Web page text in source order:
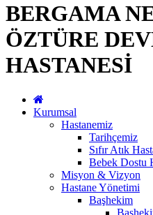
BERGAMA
ÖZTÜRE
HASTANESİ
Kurumsal
Hastanemiz
Tarihçemiz
Sıfır Atık
Bebek Dostu
Misyon & Vizyon
Hastane Yönetimi
Başhekim